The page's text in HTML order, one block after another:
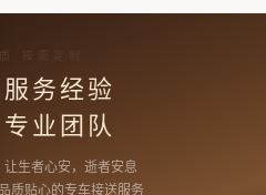
按需定制
务经验
业团队
生者心安，逝者安息
质贴心的专车接送服务